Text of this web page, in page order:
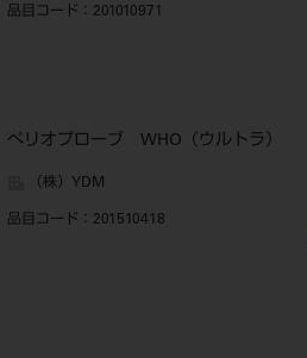
品目コード ：201010971
ぺリオプローブ WHO（ウルトラ）
（株）YDM
品目コード ：201510418